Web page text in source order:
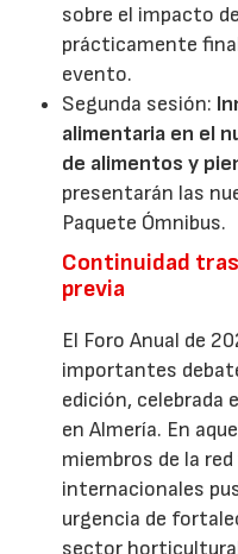
sobre el impacto
prácticamente
evento.
Segunda sesión:
alimentaria en el
de alimentos y
presentarán las
Paquete Ómnibus.
Continuidad
previa
El Foro Anual de
importantes
edición, celebrada
en Almería. En
miembros de la
internacionales
urgencia de
sector